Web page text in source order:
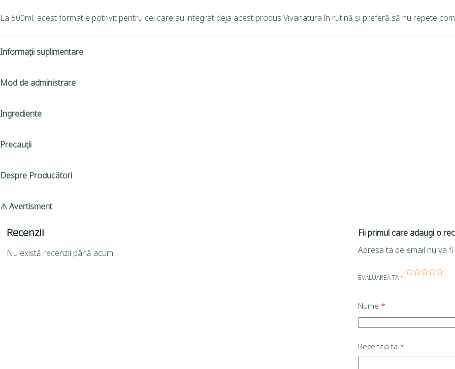
La 500ml, acest format e potrivit pentru cei care au integrat deja acest produs Vivanatura în rutină și preferă să nu repete
Informații suplimentare
Mod de administrare
Ingrediente
Precauții
Despre Producători
⚠ Avertisment
Recenzii
Nu există recenzii până acum.
Fii primul care adaugi o
Adresa ta de email nu va
EVALUAREA TA*
Nume *
Recenzia ta *